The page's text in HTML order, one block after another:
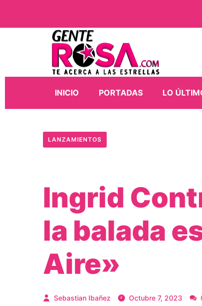
INICIO PORTADAS LO
LANZAMIENTOS
Ingrid
la balada
Aire»
Sebastian Ibañez Octubre 7, 2023